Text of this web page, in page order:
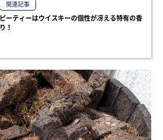
関連記事
ピーティーはウイスキーの個性が冴える特有の香
り！